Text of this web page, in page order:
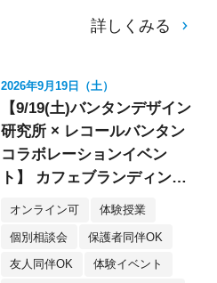
詳しくみる
2026年9月19日（土）
【9/19(土)バンタンデザイン
研究所 × レコールバンタン
コラボレーションイベン
ト】 カフェブランディング
ワークショップ〈デザイ
オンライン可 体験授業
個別相談会 保護者同伴OK
友人同伴OK 体験イベント